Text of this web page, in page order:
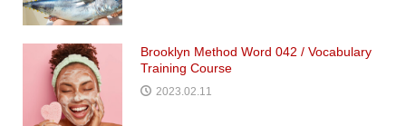
Brooklyn Method Word 042 / Vocabulary
Training Course
2023.02.11